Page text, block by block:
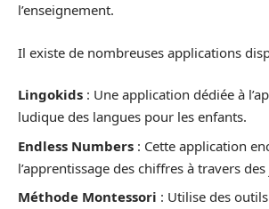
l’enseignement.
Il existe de nombreuses applications
Lingokids : Une application dédiée à
ludique des langues pour les enfants.
Endless Numbers : Cette application
l’apprentissage des chiffres à travers
Méthode Montessori : Utilise des